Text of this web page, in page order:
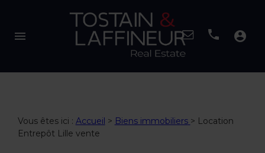
menu account_circle
Vous êtes ici : Accueil > Biens immobiliers > Location
Entrepôt Lille vente